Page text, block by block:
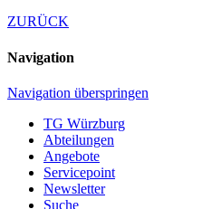
ZURÜCK
Navigation
Navigation überspringen
TG Würzburg
Abteilungen
Angebote
Servicepoint
Newsletter
Suche